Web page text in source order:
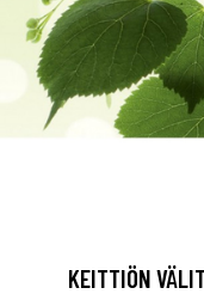
KEITTIÖN